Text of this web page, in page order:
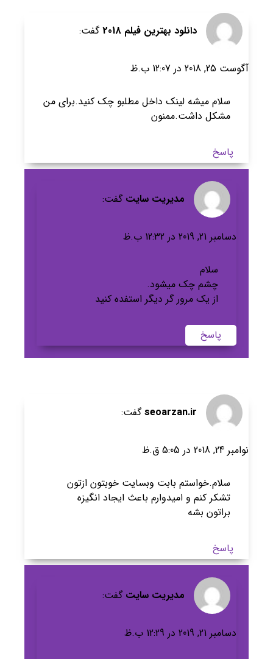
دانلود بهترین فیلم 2018 گفت:
آگوست 25, 2018 در 12:07 ب.ظ
سلام میشه لینک داخل مطلبو چک کنید.برای من
مشکل داشت.ممنون
پاسخ
مدیریت سایت گفت:
دسامبر 21, 2019 در 12:32 ب.ظ
سلام
چشم چک میشود.
از یک مرور گر دیگر استفده کنید
پاسخ
seoarzan.ir گفت:
نوامبر 24, 2018 در 5:05 ق.ظ
سلام.خواستم بابت وبسایت خوبتون ازتون
تشکر کنم و امیدوارم باعث ایجاد انگیزه
براتون بشه
پاسخ
مدیریت سایت گفت:
دسامبر 21, 2019 در 12:29 ب.ظ